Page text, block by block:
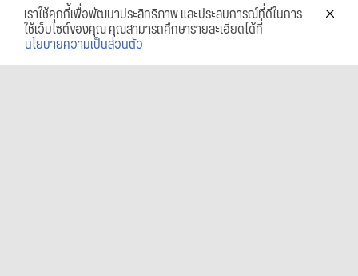
เราใช้คุกกี้เพื่อพัฒนาประสิทธิภาพ และประสบการณ์ที่ดีในการ
ใช้เว็บไซต์ของคุณ คุณสามารถศึกษารายละเอียดได้ที่
นโยบายความเป็นส่วนตัว